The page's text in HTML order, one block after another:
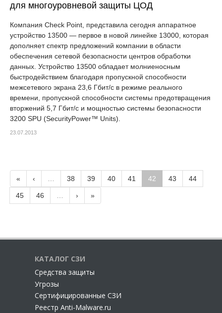
для многоуровневой защиты ЦОД
Компания Check Point, представила сегодня аппаратное
устройство 13500 — первое в новой линейке 13000, которая
дополняет спектр предложений компании в области
обеспечения сетевой безопасности центров обработки
данных. Устройство 13500 обладает молниеносным
быстродействием благодаря пропускной способности
межсетевого экрана 23,6 Гбит/с в режиме реального
времени, пропускной способности системы предотвращения
вторжений 5,7 Гбит/с и мощностью системы безопасности
3200 SPU (SecurityPower™ Units).
23.07.2013
« ‹ 38 39 40 41 42 43 44
45 46 › »
КАТАЛОГ СЗИ
Cредства защиты
Угрозы
Сертифицированные СЗИ
Реестр Anti-Malware.ru